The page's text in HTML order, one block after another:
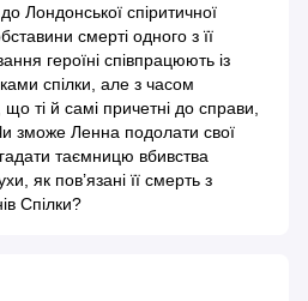
Лондонської спіритичної
смерті одного з її
героїні співпрацюють із
спілки, але з часом
ті й самі причетні до справи,
зможе Ленна подолати свої
таємницю вбивства
як пов’язані її смерть з
Спілки?